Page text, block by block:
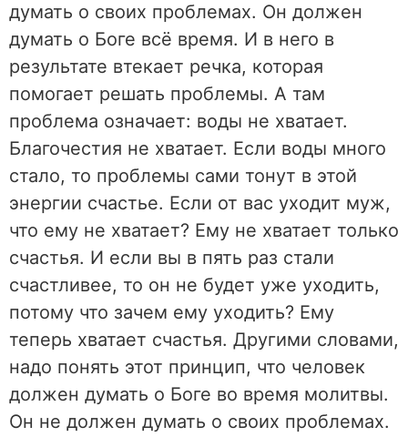
думать о своих проблемах. Он должен
думать о Боге всё время. И в него в
результате втекает речка, которая
помогает решать проблемы. А там
проблема означает: воды не хватает.
Благочестия не хватает. Если воды много
стало, то проблемы сами тонут в этой
энергии счастье. Если от вас уходит муж,
что ему не хватает? Ему не хватает только
счастья. И если вы в пять раз стали
счастливее, то он не будет уже уходить,
потому что зачем ему уходить? Ему
теперь хватает счастья. Другими словами,
надо понять этот принцип, что человек
должен думать о Боге во время молитвы.
Он не должен думать о своих проблемах.